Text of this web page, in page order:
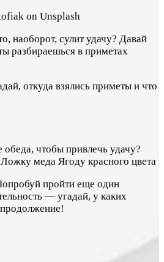
on Unsplash
наоборот, сулит удачу? Давай
разбираешься в приметах
откуда взялись приметы и что
обеда, чтобы привлечь удачу?
Ложку меда Ягоду красного цвета
пройти еще один
— угадай, у каких